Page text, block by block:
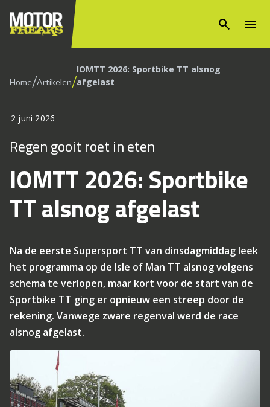
search menu
Home/Artikelen/IOMTT 2026: Sportbike TT alsnog
afgelast
2 juni 2026
Regen gooit roet in eten
IOMTT 2026: Sportbike
TT alsnog afgelast
Na de eerste Supersport TT van dinsdagmiddag leek
het programma op de Isle of Man TT alsnog volgens
schema te verlopen, maar kort voor de start van de
Sportbike TT ging er opnieuw een streep door de
rekening. Vanwege zware regenval werd de race
alsnog afgelast.